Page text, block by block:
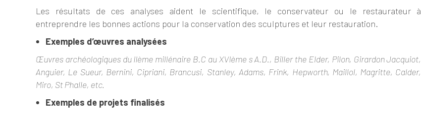
Les résultats de ces analyses aident le scientifique, le conservateur ou le restaurateur à
entreprendre les bonnes actions pour la conservation des sculptures et leur restauration.
Exemples d’œuvres analysées
Œuvres archéologiques du IIème millénaire B.C au XVIèmes A.D., Biller the Elder, Pilon, GirardonJacquiot,
Anguier, Le Sueur, Bernini, Cipriani, Brancusi, Stanley, Adams, Frink, Hepworth, Maillol, Magritte, Calder,
Miro, StPhalle, etc.
Exemples de projets finalisés